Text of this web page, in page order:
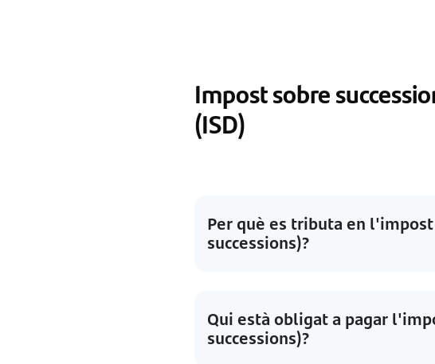
Impost sobre
(ISD)
Per què es tributa en
successions)?
Qui està obligat a pagar
successions)?